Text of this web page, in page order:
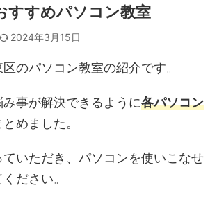
すすめパソコン教室
2024年3月15日
のパソコン教室の紹介です。
事が解決できるように各パソコン
めました。
ていただき、パソコンを使いこなせ
ださい。